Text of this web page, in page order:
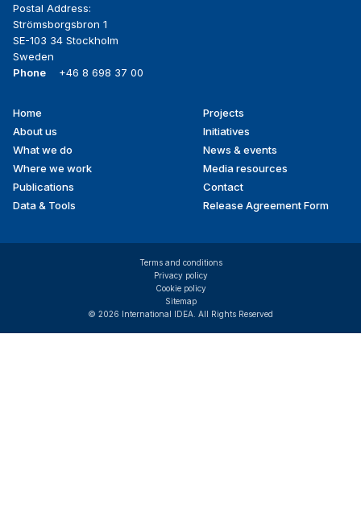
Postal Address:
Strömsborgsbron 1
SE-103 34 Stockholm
Sweden
Phone
+46 8 698 37 00
Footer
menu
Home
About us
What we do
Where we work
Publications
Data & Tools
Projects
Initiatives
News & events
Media resources
Contact
Release Agreement Form
© 2026 International IDEA. All Rights Reserved
Terms and conditions
Privacy policy
Cookie policy
Sitemap